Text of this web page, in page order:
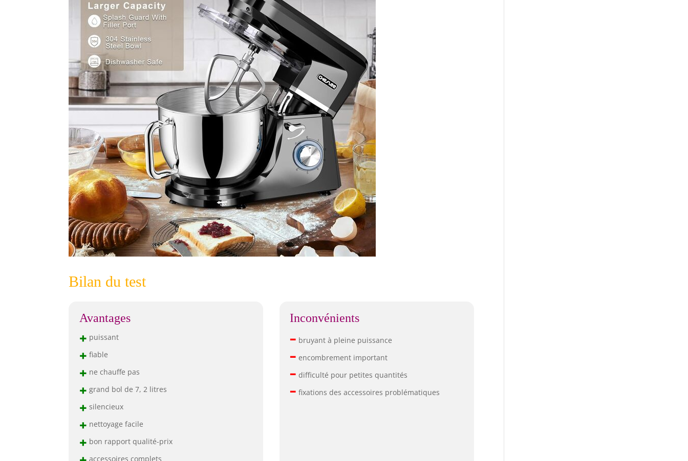
Bilan du test
Avantages
+ puissant
+ fiable
+ ne chauffe pas
+ grand bol de 7, 2 litres
+ silencieux
+ nettoyage facile
+ bon rapport qualité-prix
accessoires complets
Inconvénients
– bruyant à pleine puissance
– encombrement important
– difficulté pour petites quantités
– fixations des accessoires problématiques